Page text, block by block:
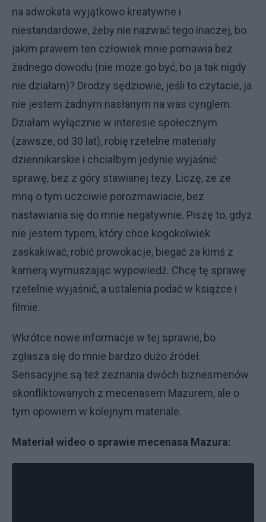
na adwokata wyjątkowo kreatywne i
niestandardowe, żeby nie nazwać tego inaczej, bo
jakim prawem ten człowiek mnie pomawia bez
żadnego dowodu (nie może go być, bo ja tak nigdy
nie działam)? Drodzy sędziowie, jeśli to czytacie, ja
nie jestem żadnym nasłanym na was cynglem.
Działam wyłącznie w interesie społecznym
(zawsze, od 30 lat), robię rzetelne materiały
dziennikarskie i chciałbym jedynie wyjaśnić
sprawę, bez z góry stawianej tezy. Liczę, że ze
mną o tym uczciwie porozmawiacie, bez
nastawiania się do mnie negatywnie. Piszę to, gdyż
nie jestem typem, który chce kogokolwiek
zaskakiwać, robić prowokacje, biegać za kimś z
kamerą wymuszając wypowiedź. Chcę tę sprawę
rzetelnie wyjaśnić, a ustalenia podać w książce i
filmie.
Wkrótce nowe informacje w tej sprawie, bo
zgłasza się do mnie bardzo dużo źródeł.
Sensacyjne są też zeznania dwóch biznesmenów
skonfliktowanych z mecenasem Mazurem, ale o
tym opowiem w kolejnym materiale.
Materiał wideo o sprawie mecenasa Mazura: